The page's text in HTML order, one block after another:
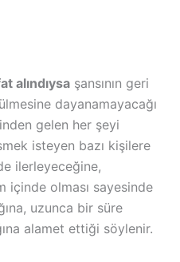
alındıysaşansının geri
dayanamayacağı
gelen her şeyi
isteyen bazı kişilere
ilerleyeceğine,
içinde olması sayesinde
uzunca bir süre
alamet ettiği söylenir.